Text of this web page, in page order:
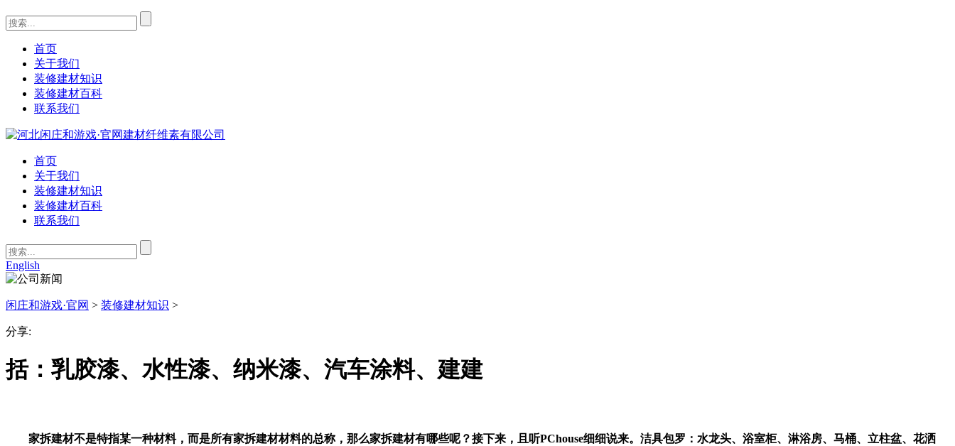
首页
关于我们
装修建材知识
装修建材百科
联系我们
首页
关于我们
装修建材知识
装修建材百科
联系我们
English
闲庄和游戏·官网 > 装修建材知识 >
分享:
括：乳胶漆、水性漆、纳米漆、汽车涂料、建建
家拆建材不是特指某一种材料，而是所有家拆建材材料的总称，那么家拆建材有哪些呢？接下来，且听PChouse细细说来。洁具包罗：水龙头、浴室柜、淋浴房、马桶、立柱盆、花洒